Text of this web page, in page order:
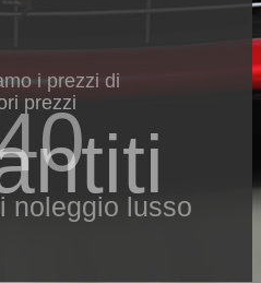
i prezzi di
noleggio lusso
prezzi